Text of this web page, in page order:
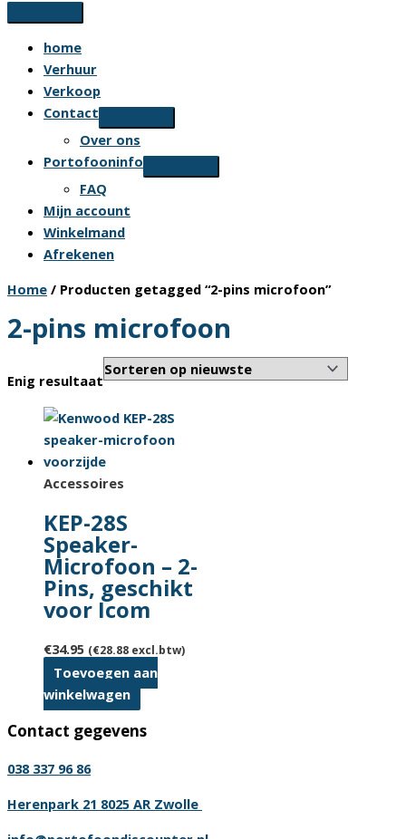
home
Verhuur
Verkoop
Contact
Over ons
Portofooninfo
FAQ
Mijn account
Winkelmand
Afrekenen
Home / Producten getagged “2-pins microfoon”
2-pins microfoon
Enig resultaat
Accessoires
KEP-28S
Speaker-
Microfoon – 2-
Pins, geschikt
voor Icom
€34.95 (€28.88 excl.btw)
Toevoegen aan
winkelwagen
Contact gegevens
038 337 96 86
Herenpark 21 8025 AR Zwolle